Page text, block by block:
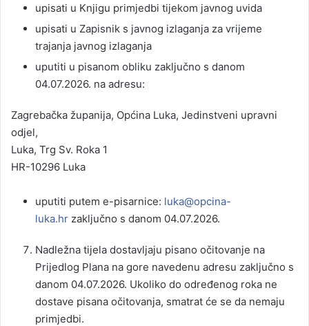
upisati u Knjigu primjedbi tijekom javnog uvida
upisati u Zapisnik s javnog izlaganja za vrijeme
trajanja javnog izlaganja
uputiti u pisanom obliku zaključno s danom
04.07.2026. na adresu:
Zagrebačka županija, Općina Luka, Jedinstveni upravni
odjel,
Luka, Trg Sv. Roka 1
HR-10296 Luka
uputiti putem e-pisarnice: luka@opcina-
luka.hr zaključno s danom 04.07.2026.
Nadležna tijela dostavljaju pisano očitovanje na
Prijedlog Plana na gore navedenu adresu zaključno s
danom 04.07.2026. Ukoliko do određenog roka ne
dostave pisana očitovanja, smatrat će se da nemaju
primjedbi.